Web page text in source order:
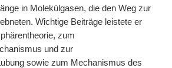
in Molekülgasen, die den Weg zur
Wichtige Beiträge leistete er
zum
und zur
sowie zum Mechanismus des